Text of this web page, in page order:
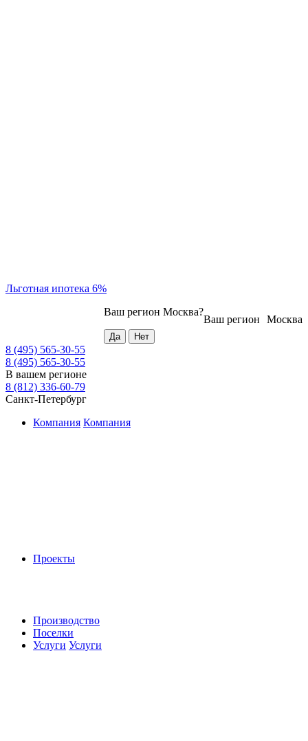
Льготная ипотека 6%
Москва
Ваш регион
Ваш регион Москва?
8 (495) 565-30-55
8 (495) 565-30-55
В вашем регионе
8 (812) 336-60-79
Санкт-Петербург
Компания Компания
Проекты
Производство
Поселки
Услуги Услуги